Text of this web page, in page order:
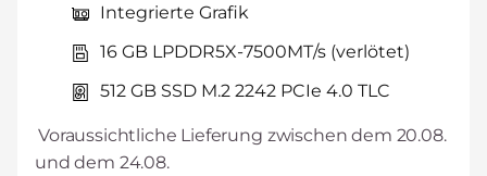
Integrierte Grafik
16 GB LPDDR5X-7500MT/s (verlötet)
512 GB SSD M.2 2242 PCIe 4.0 TLC
Voraussichtliche Lieferung zwischen dem 20.08.
und dem 24.08.